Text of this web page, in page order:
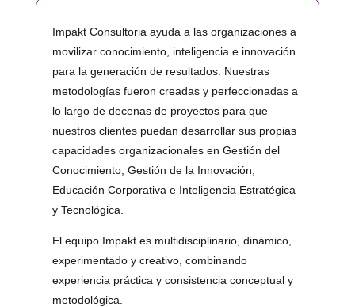
Impakt Consultoria ayuda a las organizaciones a
movilizar conocimiento, inteligencia e innovación
para la generación de resultados. Nuestras
metodologías fueron creadas y perfeccionadas a
lo largo de decenas de proyectos para que
nuestros clientes puedan desarrollar sus propias
capacidades organizacionales en Gestión del
Conocimiento, Gestión de la Innovación,
Educación Corporativa e Inteligencia Estratégica
y Tecnológica.
El equipo Impakt es multidisciplinario, dinámico,
experimentado y creativo, combinando
experiencia práctica y consistencia conceptual y
metodológica.